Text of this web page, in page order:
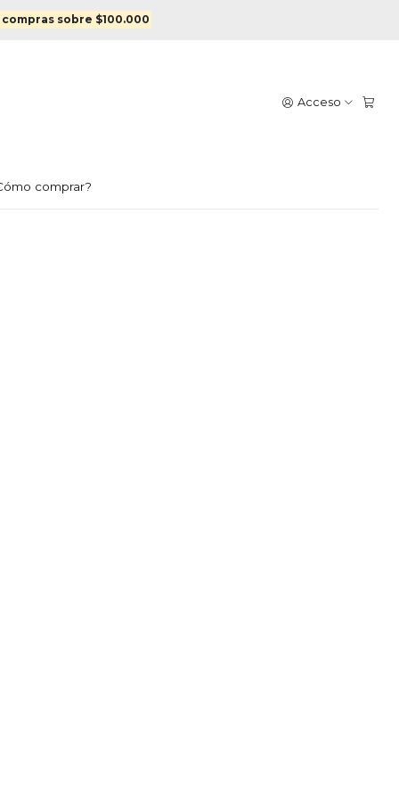
Acceso
comprar?
sobre $100.000
en oro
GRANDE
ORO